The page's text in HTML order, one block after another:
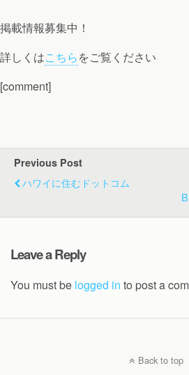
掲載情報募集中！
詳しくはこちらをご覧ください
[comment]
Previous Post
ハワイに住むドットコム
Leave a Reply
You must be logged in to post a
Back to top